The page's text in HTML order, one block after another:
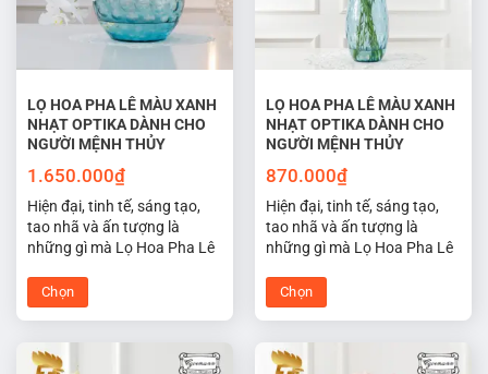
tùy
được
chọn
trên
trang
phẩm
tùy
được
chọn
trên
trang
phẩm
LỌ HOA PHA LÊ MÀU XANH
NHẠT OPTIKA DÀNH CHO
NGƯỜI MỆNH THỦY
1.650.000₫
Hiện đại, tinh tế, sáng tạo,
tao nhã và ấn tượng là
những gì mà Lọ Hoa Pha Lê
hợp phong thủy cho người
mệnh thủy đem lại may mắn
việc của bạn.
Chọn
Sản
này
LỌ HOA PHA LÊ MÀU XANH
NHẠT OPTIKA DÀNH CHO
NGƯỜI MỆNH THỦY
870.000₫
Hiện đại, tinh tế, sáng tạo,
tao nhã và ấn tượng là
những gì mà Lọ Hoa Pha Lê
hợp phong thủy cho người
mệnh thủy đem lại may mắn
việc của bạn.
Chọn
Sản
này